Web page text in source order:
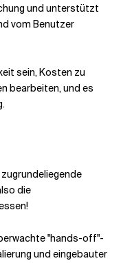
und unterstützt
vom Benutzer
sein, Kosten zu
bearbeiten, und es
die
"hands-off"-
und eingebauter